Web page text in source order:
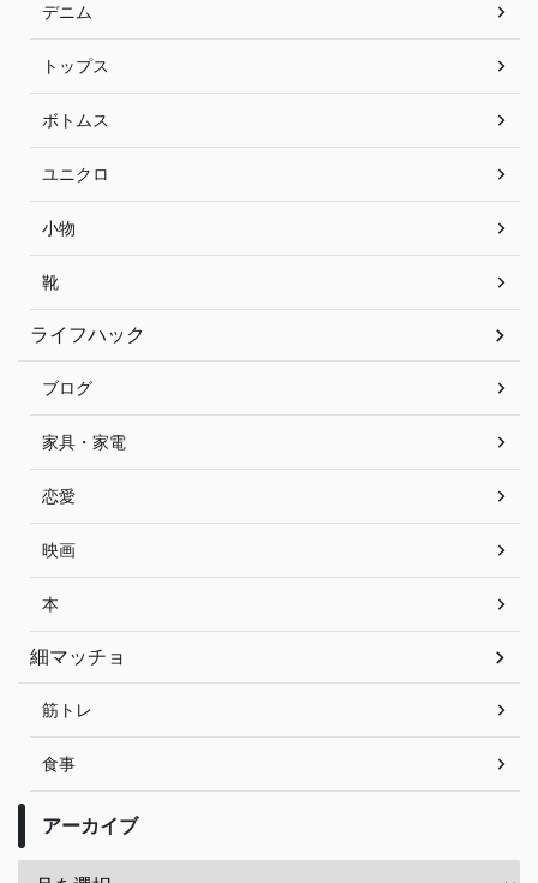
デニム
トップス
ボトムス
ユニクロ
小物
靴
ライフハック
ブログ
家具・家電
恋愛
映画
本
細マッチョ
筋トレ
食事
アーカイブ